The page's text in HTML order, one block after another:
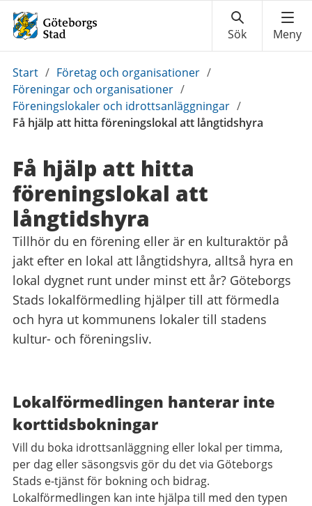
Du
är
här:
Start / Företag och organisationer /
Föreningar och organisationer /
Föreningslokaler och idrottsanläggningar /
Få hjälp att hitta föreningslokal att långtidshyra
Få hjälp att hitta
föreningslokal att
långtidshyra
Tillhör du en förening eller är en kulturaktör på
jakt efter en lokal att långtidshyra, alltså hyra en
lokal dygnet runt under minst ett år? Göteborgs
Stads lokalförmedling hjälper till att förmedla
och hyra ut kommunens lokaler till stadens
kultur- och föreningsliv.
Lokalförmedlingen hanterar inte
korttidsbokningar
Vill du boka idrottsanläggning eller lokal per timma,
per dag eller säsongsvis gör du det via Göteborgs
Stads e-tjänst för bokning och bidrag.
Lokalförmedlingen kan inte hjälpa till med den typen